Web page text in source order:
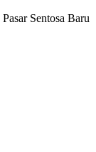
Sentosa Baru